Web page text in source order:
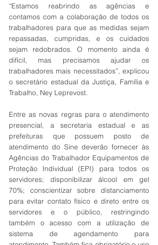
“Estamos reabrindo as agências e
contamos com a colaboração de todos os
trabalhadores para que as medidas sejam
repassadas, cumpridas, e os cuidados
sejam redobrados. O momento ainda é
difícil, mas precisamos ajudar os
trabalhadores mais necessitados”, explicou
o secretário estadual da Justiça, Família e
Trabalho, Ney Leprevost.
Entre as novas regras para o atendimento
presencial, a secretaria estadual e as
prefeituras que possuem posto de
atendimento do Sine deverão fornecer às
Agências do Trabalhador Equipamentos de
Proteção Individual (EPI) para todos os
servidores; disponibilizar álcool em gel
70%; conscientizar sobre distanciamento
para evitar contato físico e direto entre os
servidores e o público, restringindo
também o acesso com a utilização de
sistema de agendamento para